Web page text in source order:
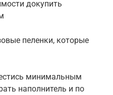
докупить
пеленки, которые
минимальным
наполнитель и по